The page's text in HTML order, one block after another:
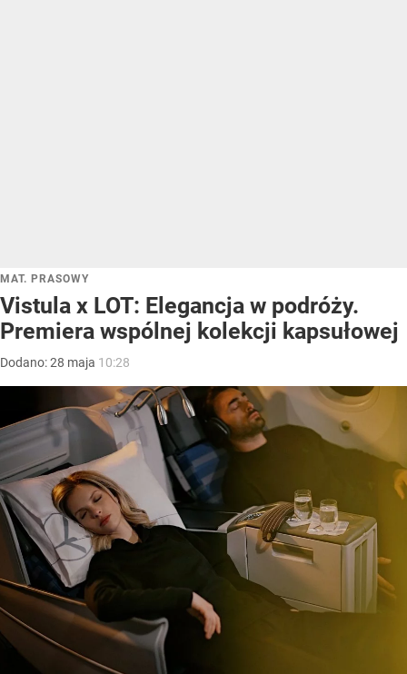
MAT. PRASOWY
Vistula x LOT: Elegancja w podróży.
Premiera wspólnej kolekcji kapsułowej
Dodano:28 maja 10:28